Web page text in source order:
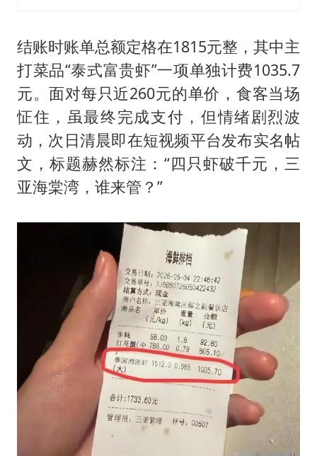
结账时账单总额定格在1815元整，其中主
打菜品“泰式富贵虾”一项单独计费1035.7
元。面对每只近260元的单价，食客当场
怔住，虽最终完成支付，但情绪剧烈波
动，次日清晨即在短视频平台发布实名帖
文，标题赫然标注：“四只虾破千元，三
亚海棠湾，谁来管？”